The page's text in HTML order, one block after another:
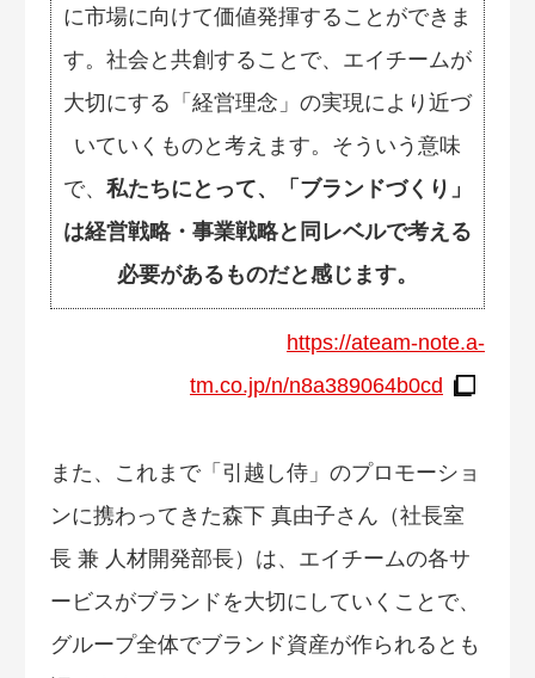
に市場に向けて価値発揮することができま
す。社会と共創することで、エイチームが
大切にする「経営理念」の実現により近づ
いていくものと考えます。そういう意味
で、 私たちにとって、「ブランドづくり」
は経営戦略・事業戦略と同レベルで考える
必要があるものだと感じます。
https://ateam-note.a-
tm.co.jp/n/n8a389064b0cd
また、これまで「引越し侍」のプロモーショ
ンに携わってきた森下 真由子さん（社長室
長 兼 人材開発部長）は、エイチームの各サ
ービスがブランドを大切にしていくことで、
グループ全体でブランド資産が作られるとも